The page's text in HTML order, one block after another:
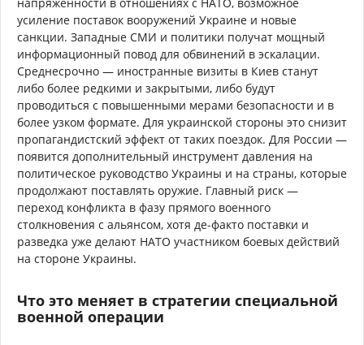
усиление поставок вооружений Украине и новые
санкции. Западные СМИ и политики получат мощный
информационный повод для обвинений в эскалации.
Среднесрочно — иностранные визиты в Киев станут
либо более редкими и закрытыми, либо будут
проводиться с повышенными мерами безопасности и в
более узком формате. Для украинской стороны это снизит
пропагандистский эффект от таких поездок. Для России —
появится дополнительный инструмент давления на
политическое руководство Украины и на страны, которые
продолжают поставлять оружие. Главный риск —
переход конфликта в фазу прямого военного
столкновения с альянсом, хотя де-факто поставки и
разведка уже делают НАТО участником боевых действий
на стороне Украины.
Что это меняет в стратегии специальной
военной операции